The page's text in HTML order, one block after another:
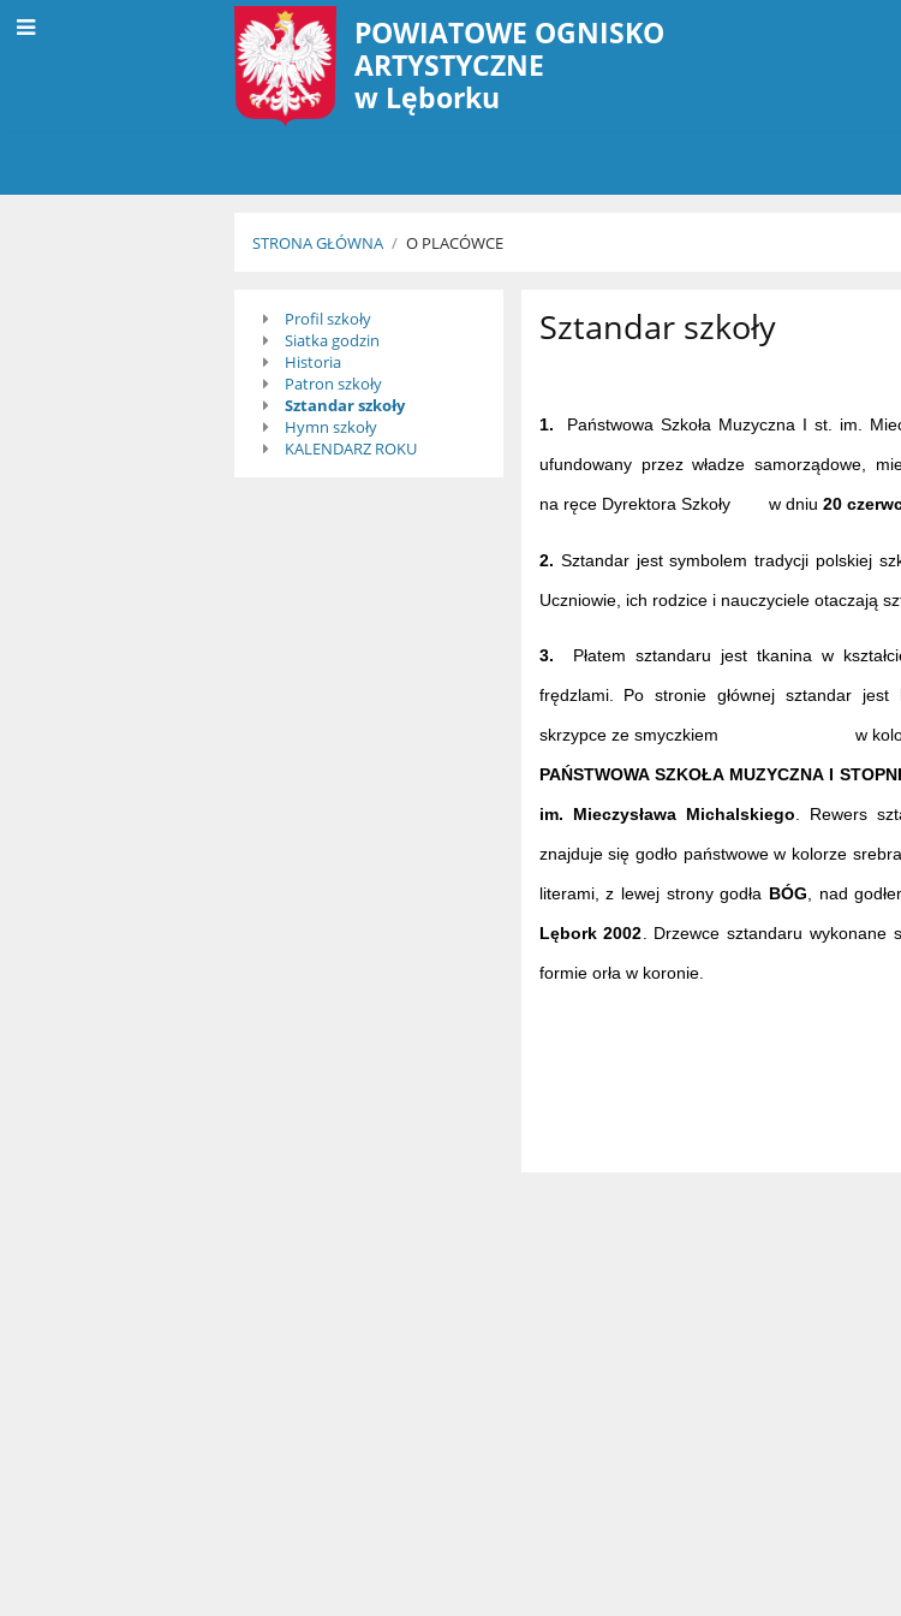
POWIATOWE OGNISKO
ARTYSTYCZNE
w Lęborku
STRONA GŁÓWNA / O PLACÓWCE
placówce
Profil szkoły
Siatka godzin
Historia
Patron szkoły
Sztandar szkoły
Hymn szkoły
KALENDARZ ROKU
Sztandar szkoły
1. Państwowa Szkoła Muzyczna I st. im.
ufundowany przez władze samorządowe,
na ręce Dyrektora Szkoły w dniu 20
2. Sztandar jest symbolem tradycji polskiej
Uczniowie, ich rodzice i nauczyciele otaczają
3. Płatem sztandaru jest tkanina w
frędzlami. Po stronie głównej sztandar
skrzypce ze smyczkiem w kolorze
PAŃSTWOWA SZKOŁA MUZYCZNA I
im. Mieczysława Michalskiego . Rewers
znajduje się godło państwowe w kolorze
literami, z lewej strony godła BÓG , nad
Lębork 2002 . Drzewce sztandaru
formie orła w koronie.